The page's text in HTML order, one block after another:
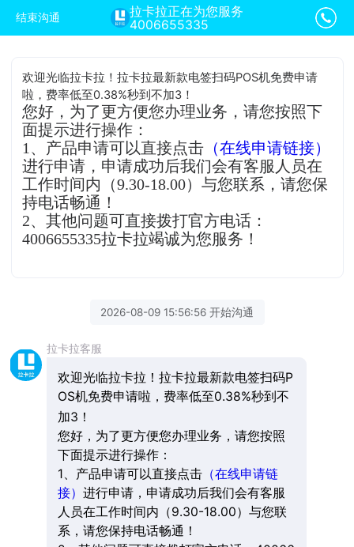
结束沟通
拉卡拉正在为您服务
4006655335
欢迎光临拉卡拉！拉卡拉最新款电签扫码POS机免费申请
啦，费率低至0.38%秒到不加3！
您好，为了更方便您办理业务，请您按照下
面提示进行操作：
1、产品申请可以直接点击 （在线申请链接）
进行申请，申请成功后我们会有客服人员在
工作时间内（9.30-18.00）与您联系，请您保
持电话畅通！
2、其他问题可直接拨打官方电话：
4006655335拉卡拉竭诚为您服务！
2026-08-09 15:56:56 开始沟通
拉卡拉客服
欢迎光临拉卡拉！拉卡拉最新款电签扫码P
OS机免费申请啦，费率低至0.38%秒到不
加3！
您好，为了更方便您办理业务，请您按照
下面提示进行操作：
1、产品申请可以直接点击（在线申请链
接） 进行申请，申请成功后我们会有客服
人员在工作时间内（9.30-18.00）与您联
系，请您保持电话畅通！